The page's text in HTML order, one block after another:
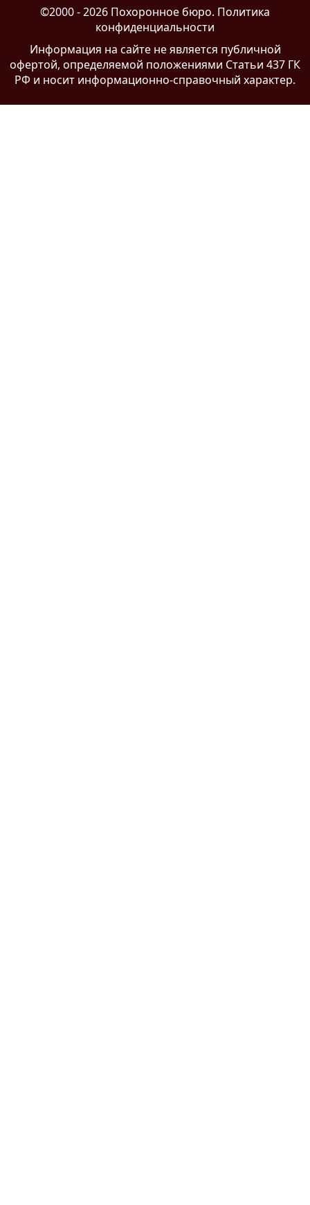
©2000 - 2026 Похоронное бюро. Политика
конфиденциальности
Информация на сайте не является публичной
офертой, определяемой положениями Статьи 437 ГК
РФ и носит информационно-справочный характер.